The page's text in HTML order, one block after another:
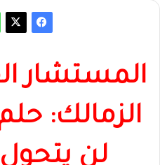
المستشار
الزمالك:
لن